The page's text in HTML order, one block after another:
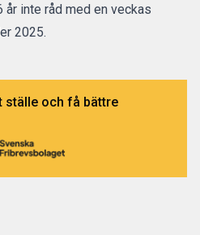
inte råd med en veckas
2025.
ställe och få bättre